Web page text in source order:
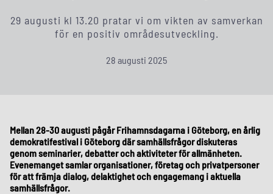
29 augusti kl 13.20 pratar vi om vikten av samverkan
för en positiv områdesutveckling.
28 augusti 2025
Mellan 28-30 augusti pågår Frihamnsdagarna i Göteborg, en årlig
demokratifestival i Göteborg där samhällsfrågor diskuteras
genom seminarier, debatter och aktiviteter för allmänheten.
Evenemanget samlar organisationer, företag och privatpersoner
för att främja dialog, delaktighet och engagemang i aktuella
samhällsfrågor.